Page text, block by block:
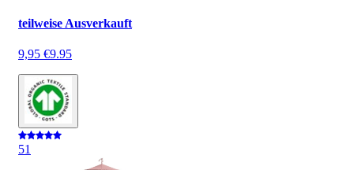
teilweise Ausverkauft
9,95 €9.95
51